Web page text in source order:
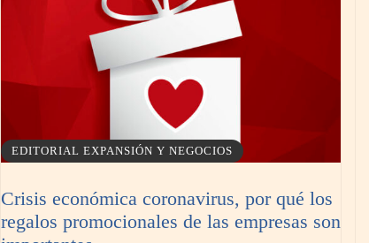
EDITORIAL EXPANSIÓN Y NEGOCIOS
Crisis económica coronavirus, por qué los
regalos promocionales de las empresas son